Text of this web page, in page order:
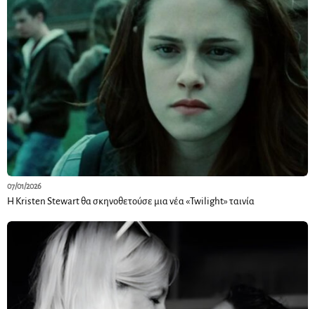
07/01/2026
Η Kristen Stewart θα σκηνοθετούσε μια νέα «Twilight» ταινία